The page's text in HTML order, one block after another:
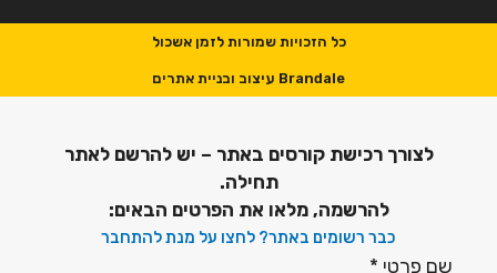
כל הזכויות שמורות לזמן אשכול
Brandale עיצוב ובניית אתרים
לצורך רכישת קורסים באתר – יש להרשם לאתר
תחילה.
להרשמה, מלאו את הפרטים הבאים:
כבר רשומים באתר? לחצו על מנת להתחבר
שם פרטי *